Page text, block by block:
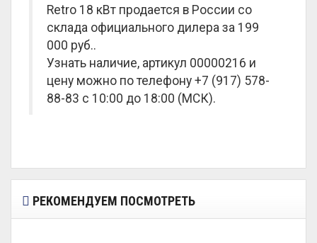
Retro 18 кВт продается в России со
склада официального дилера за 199
000 руб..
Узнать наличие, артикул 00000216 и
цену можно по телефону +7 (917) 578-
88-83 с 10:00 до 18:00 (МСК).
РЕКОМЕНДУЕМ ПОСМОТРЕТЬ